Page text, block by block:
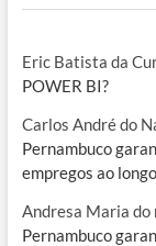
Eric Batista da
POWER BI?
Carlos André do
Pernambuco
empregos ao
Andresa Maria do
Pernambuco